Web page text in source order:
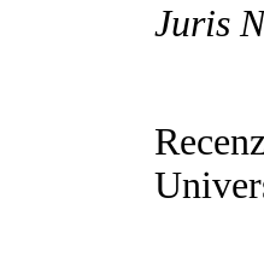
Juris